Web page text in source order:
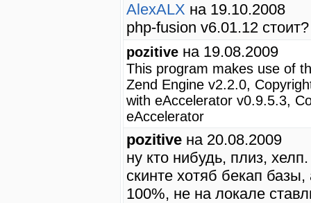
AlexALX на 19.10.2008
php-fusion v6.01.12 стоит?
pozitive на 19.08.2009
This program makes use of
Zend Engine v2.2.0,
with eAccelerator v0.9.5.3,
eAccelerator
pozitive на 20.08.2009
ну кто нибудь, плиз, хелп.
скинте хотяб бекап
100%, не на локале